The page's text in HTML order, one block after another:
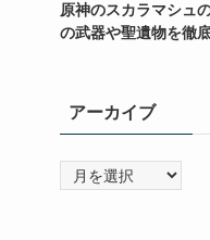
原神のスカラマシュ
の武器や聖遺物を徹
アーカイブ
ー